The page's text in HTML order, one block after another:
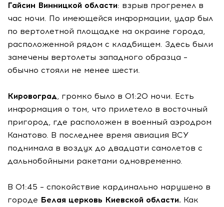
Гайсин Винницкой области: взрыв прогремел в
час ночи. По имеющейся информации, удар был
по вертолетной площадке на окраине города,
расположенной рядом с кладбищем. Здесь были
замечены вертолеты западного образца –
обычно стояли не менее шести.
Кировоград, громко было в 01:20 ночи. Есть
информация о том, что прилетело в восточный
пригород, где расположен в военный аэродром
Канатово. В последнее время авиация ВСУ
поднимала в воздух до двадцати самолетов с
дальнобойными ракетами одновременно.
В 01:45 – спокойствие кардинально нарушено в
городе Белая церковь Киевской области. Как